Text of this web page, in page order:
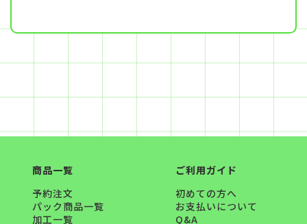
商品一覧
予約注文
パック商品一覧
加工一覧
ご利用ガイド
初めての方へ
お支払いについて
Q&A